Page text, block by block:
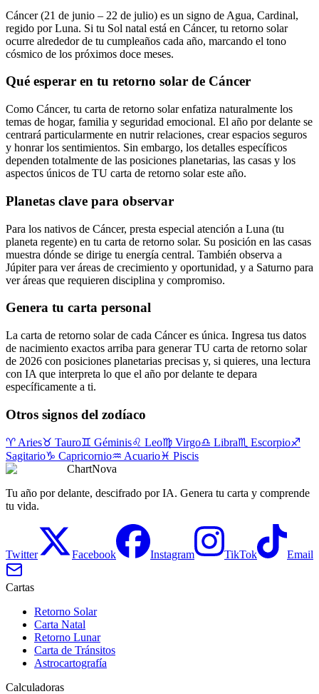
Cáncer (21 de junio – 22 de julio) es un signo de Agua, Cardinal,
regido por Luna. Si tu Sol natal está en Cáncer, tu retorno solar
ocurre alrededor de tu cumpleaños cada año, marcando el tono
cósmico de los próximos doce meses.
Qué esperar en tu retorno solar de Cáncer
Como Cáncer, tu carta de retorno solar enfatiza naturalmente los
temas de hogar, familia y seguridad emocional. El año por delante se
centrará particularmente en nutrir relaciones, crear espacios seguros
y honrar los sentimientos. Sin embargo, los detalles específicos
dependen totalmente de las posiciones planetarias, las casas y los
aspectos únicos de TU carta de retorno solar este año.
Planetas clave para observar
Para los nativos de Cáncer, presta especial atención a Luna (tu
planeta regente) en tu carta de retorno solar. Su posición en las casas
muestra dónde se dirige tu energía central. También observa a
Júpiter para ver áreas de crecimiento y oportunidad, y a Saturno para
ver áreas que requieren disciplina y compromiso.
Genera tu carta personal
La carta de retorno solar de cada Cáncer es única. Ingresa tus datos
de nacimiento exactos arriba para generar TU carta de retorno solar
de 2026 con posiciones planetarias precisas y, si quieres, una lectura
con IA que interpreta lo que el año por delante te depara
específicamente a ti.
Otros signos del zodíaco
♈ Aries♉ Tauro♊ Géminis♌ Leo♍ Virgo♎ Libra♏ Escorpio♐
Sagitario♑ Capricornio♒ Acuario♓ Piscis
ChartNova
Tu año por delante, descifrado por IA. Genera tu carta y comprende
tu vida.
Twitter Facebook Instagram TikTok Email
Cartas
Retorno Solar
Carta Natal
Retorno Lunar
Carta de Tránsitos
Astrocartografía
Calculadoras